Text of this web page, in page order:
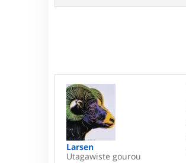
d
Larsen
Utagawiste gourou